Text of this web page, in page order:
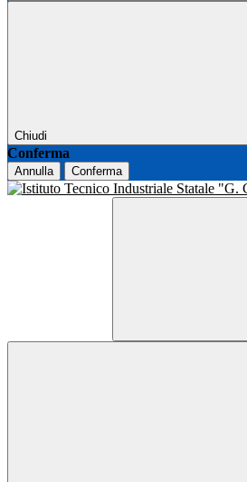
Chiudi
Conferma
Annulla Conferma